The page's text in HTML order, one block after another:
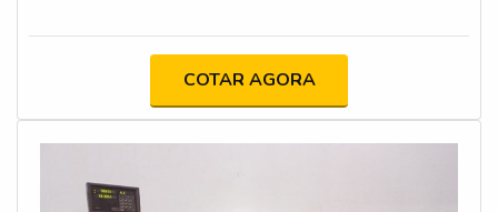
segurança, atualização da documentação técnica e
riscos de acidentes e assegurar que as máquinas
estejam em conformidade com os requisitos legais e
técnicos.
COTAR AGORA